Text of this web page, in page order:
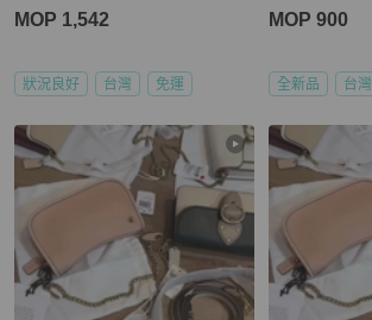
MOP 1,542
狀況良好 台灣 免運
MOP 900
全新品 台灣